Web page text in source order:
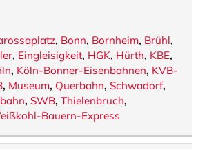
, Bonn, Bornheim, Brühl,
, Eingleisigkeit, HGK, Hürth, KBE,
, Köln-Bonner-Eisenbahnen, KVB-
, Museum, Querbahn, Schwadorf,
, SWB, Thielenbruch,
Bauern-Express